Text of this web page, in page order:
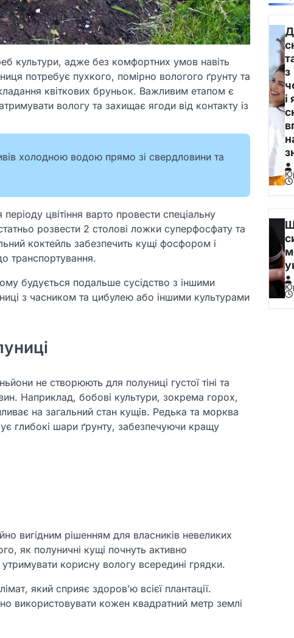
культури, адже без комфортних умов навіть
потребує пухкого, помірно вологого ґрунту та
квіткових бруньок. Важливим етапом є
вологу та захищає ягоди від контакту із
холодною водою прямо зі свердловини та
цвітіння варто провести спеціальну
розвести 2 столові ложки суперфосфату та
коктейль забезпечить кущі фосфором і
транспортування.
будується подальше сусідство з іншими
з часником та цибулею або іншими культурами
не створюють для полуниці густої тіні та
Наприклад, бобові культури, зокрема горох,
на загальний стан кущів. Редька та морква
глибокі шари ґрунту, забезпечуючи кращу
вигідним рішенням для власників невеликих
як полуничні кущі почнуть активно
корисну вологу всередині грядки.
який сприяє здоров’ю всієї плантації.
використовувати кожен квадратний метр землі
з
і